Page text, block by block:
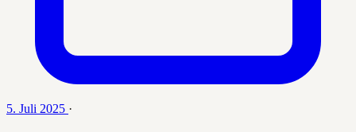
5. Juli 2025 ·